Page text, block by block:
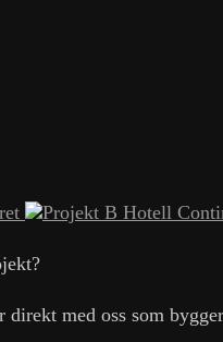
Hotell
direkt med oss som